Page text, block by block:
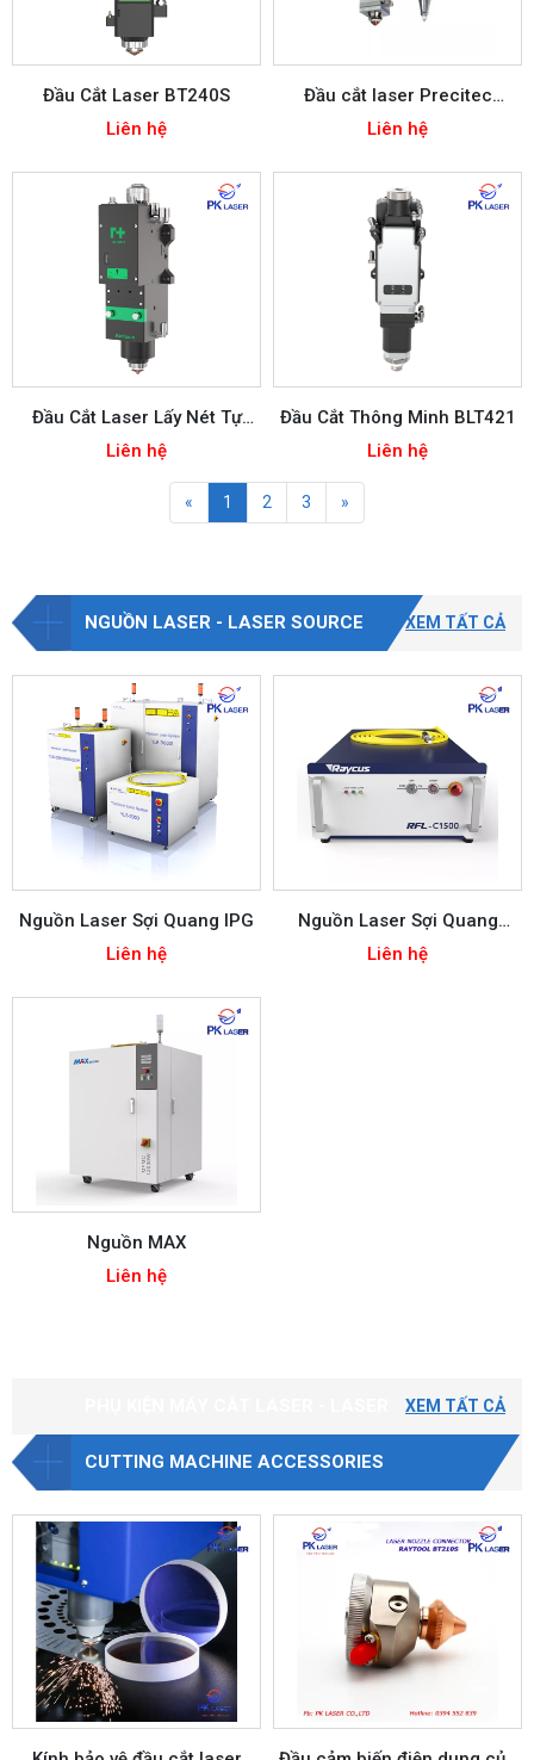
Đầu Cắt Laser BT240S
Liên hệ
Đầu cắt laser Precitec
LightCutter 2.0
Liên hệ
Đầu Cắt Laser Lấy Nét Tự
Động BM06K
Liên hệ
Đầu Cắt Thông Minh BLT421
Liên hệ
« 1 2 3 »
NGUỒN LASER - LASER SOURCE XEM TẤT CẢ
Nguồn Laser Sợi Quang IPG
Liên hệ
Nguồn Laser Sợi Quang
Raycus RFL
Liên hệ
Nguồn MAX
Liên hệ
CUTTING MACHINE ACCESSORIES
XEM TẤT CẢ